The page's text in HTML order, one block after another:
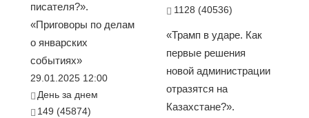
писателя?».
«Приговоры по делам
о январских
событиях»
29.01.2025 12:00
День за днем
149 (45874)
1128 (40536)
«Трамп в ударе. Как
первые решения
новой администрации
отразятся на
Казахстане?».